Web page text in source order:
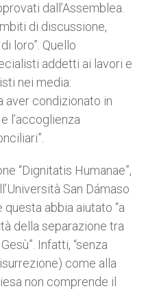
dall’Assemblea.
di discussione,
loro”. Quello
addetti ai lavori e
nei media:
aver condizionato in
l’accoglienza
“Dignitatis Humanae”,
San Dámaso
abbia aiutato “a
della separazione tra
Infatti, “senza
come alla
non comprende il